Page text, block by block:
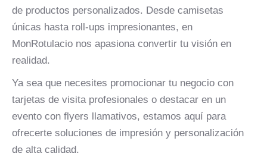
de productos personalizados. Desde camisetas
únicas hasta roll-ups impresionantes, en
MonRotulacio nos apasiona convertir tu visión en
realidad.
Ya sea que necesites promocionar tu negocio con
tarjetas de visita profesionales o destacar en un
evento con flyers llamativos, estamos aquí para
ofrecerte soluciones de impresión y personalización
de alta calidad.